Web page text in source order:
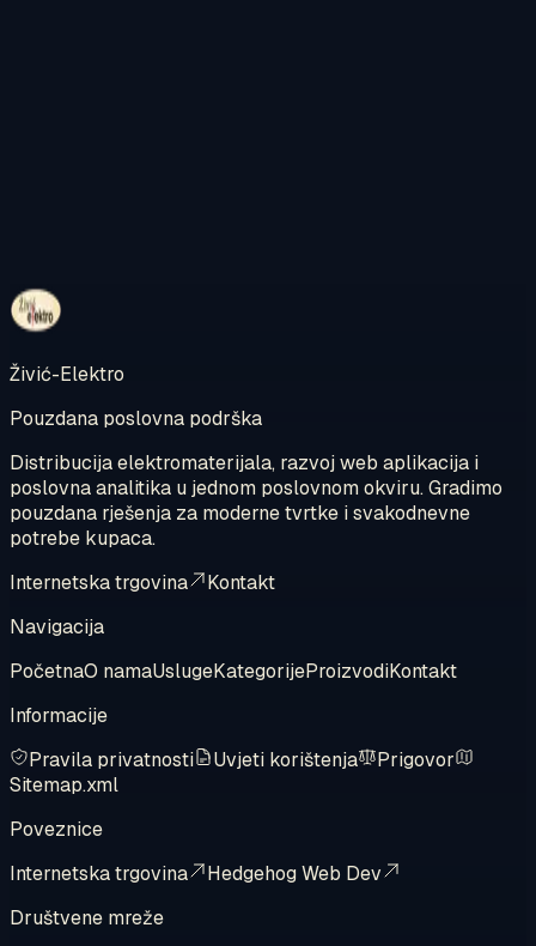
Pregledajte internetsku trgovinu
Živić-Elektro
Pouzdana poslovna podrška
Distribucija elektromaterijala, razvoj web aplikacija i
poslovna analitika u jednom poslovnom okviru. Gradimo
pouzdana rješenja za moderne tvrtke i svakodnevne
potrebe kupaca.
Internetska trgovina
Kontakt
Navigacija
PočetnaO namaUslugeKategorijeProizvodiKontakt
Informacije
Pravila privatnosti
Uvjeti korištenja
Prigovor
Sitemap.xml
Poveznice
Internetska trgovina
Hedgehog Web Dev
Društvene mreže